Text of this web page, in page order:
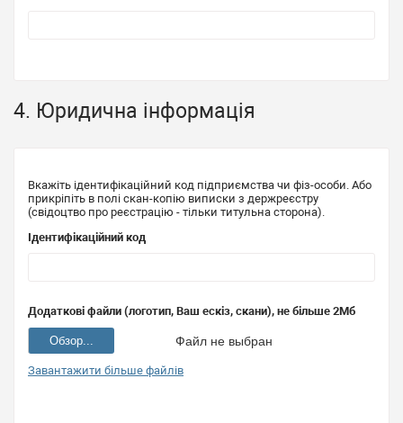
4. Юридична інформація
Вкажіть ідентифікаційний код підприємства чи фіз-особи. Або
прикріпіть в полі скан-копію виписки з держреєстру
(свідоцтво про реєстрацію - тільки титульна сторона).
Ідентифікаційний код
Додаткові файли (логотип, Ваш ескіз, скани), не більше 2Мб
Файл не выбран
Обзор...
Завантажити більше файлів